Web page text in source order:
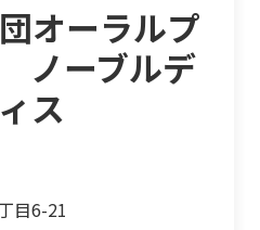
オーラルプ
ノーブルデ
ス
目6-21